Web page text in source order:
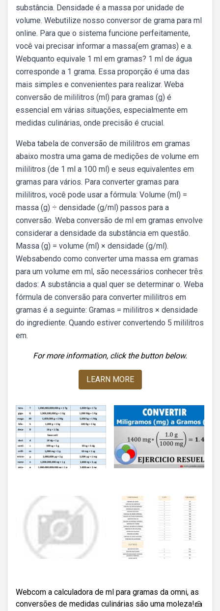
substância. Densidade é a massa por unidade de
volume. Webutilize nosso conversor de grama para ml
online. Para que o sistema funcione perfeitamente,
você vai precisar informar a massa(em gramas) e a.
Webquanto equivale 1 ml em gramas? 1 ml de água
corresponde a 1 grama. Essa proporção é uma das
mais simples e convenientes para realizar. Weba
conversão de mililitros (ml) para gramas (g) é
essencial em várias situações, especialmente em
medidas culinárias, onde precisão é crucial.
Weba tabela de conversão de mililitros em gramas
abaixo mostra uma gama de medições de volume em
mililitros (de 1 ml a 100 ml) e seus equivalentes em
gramas para vários. Para converter gramas para
mililitros, você pode usar a fórmula: Volume (ml) =
massa (g) ÷ densidade (g/ml) passos para a
conversão. Weba conversão de ml em gramas envolve
considerar a densidade da substância em questão.
Massa (g) = volume (ml) × densidade (g/ml).
Websabendo como converter uma massa em gramas
para um volume em ml, são necessários conhecer três
dados: A substância a qual quer se determinar o. Weba
fórmula de conversão para converter mililitros em
gramas é a seguinte: Gramas = mililitros × densidade
do ingrediente. Quando estiver convertendo 5 mililitros
em.
For more information, click the button below.
LEARN MORE
Webcom a calculadora de ml para gramas da omni, as
conversões de medidas culinárias são uma moleza!🍰